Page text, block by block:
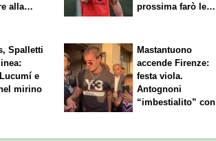
alla
prossima farò le
Spalletti
e
mirino
Mastantuono
accende Firenze:
festa viola.
Antognoni
“imbestialito” con